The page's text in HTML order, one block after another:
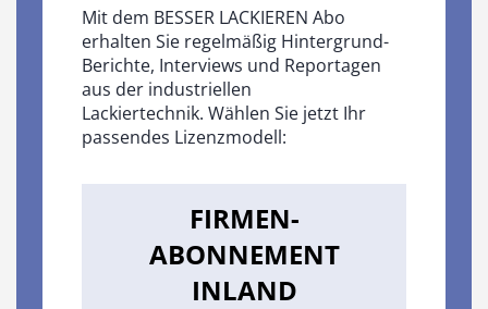
Mit dem BESSER LACKIEREN Abo
erhalten Sie regelmäßig Hintergrund-
Berichte, Interviews und Reportagen
aus der industriellen
Lackiertechnik. Wählen Sie jetzt Ihr
passendes Lizenzmodell:
FIRMEN-
ABONNEMENT
INLAND